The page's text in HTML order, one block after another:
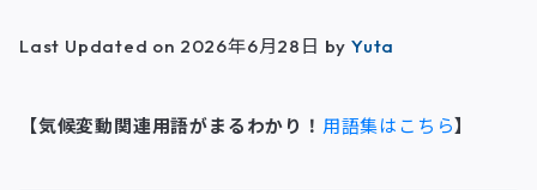
c
b
t
n
e
a
l
Last Updated on 2026年6月28日 byYuta
【気候変動関連用語がまるわかり！ 用語集はこちら】